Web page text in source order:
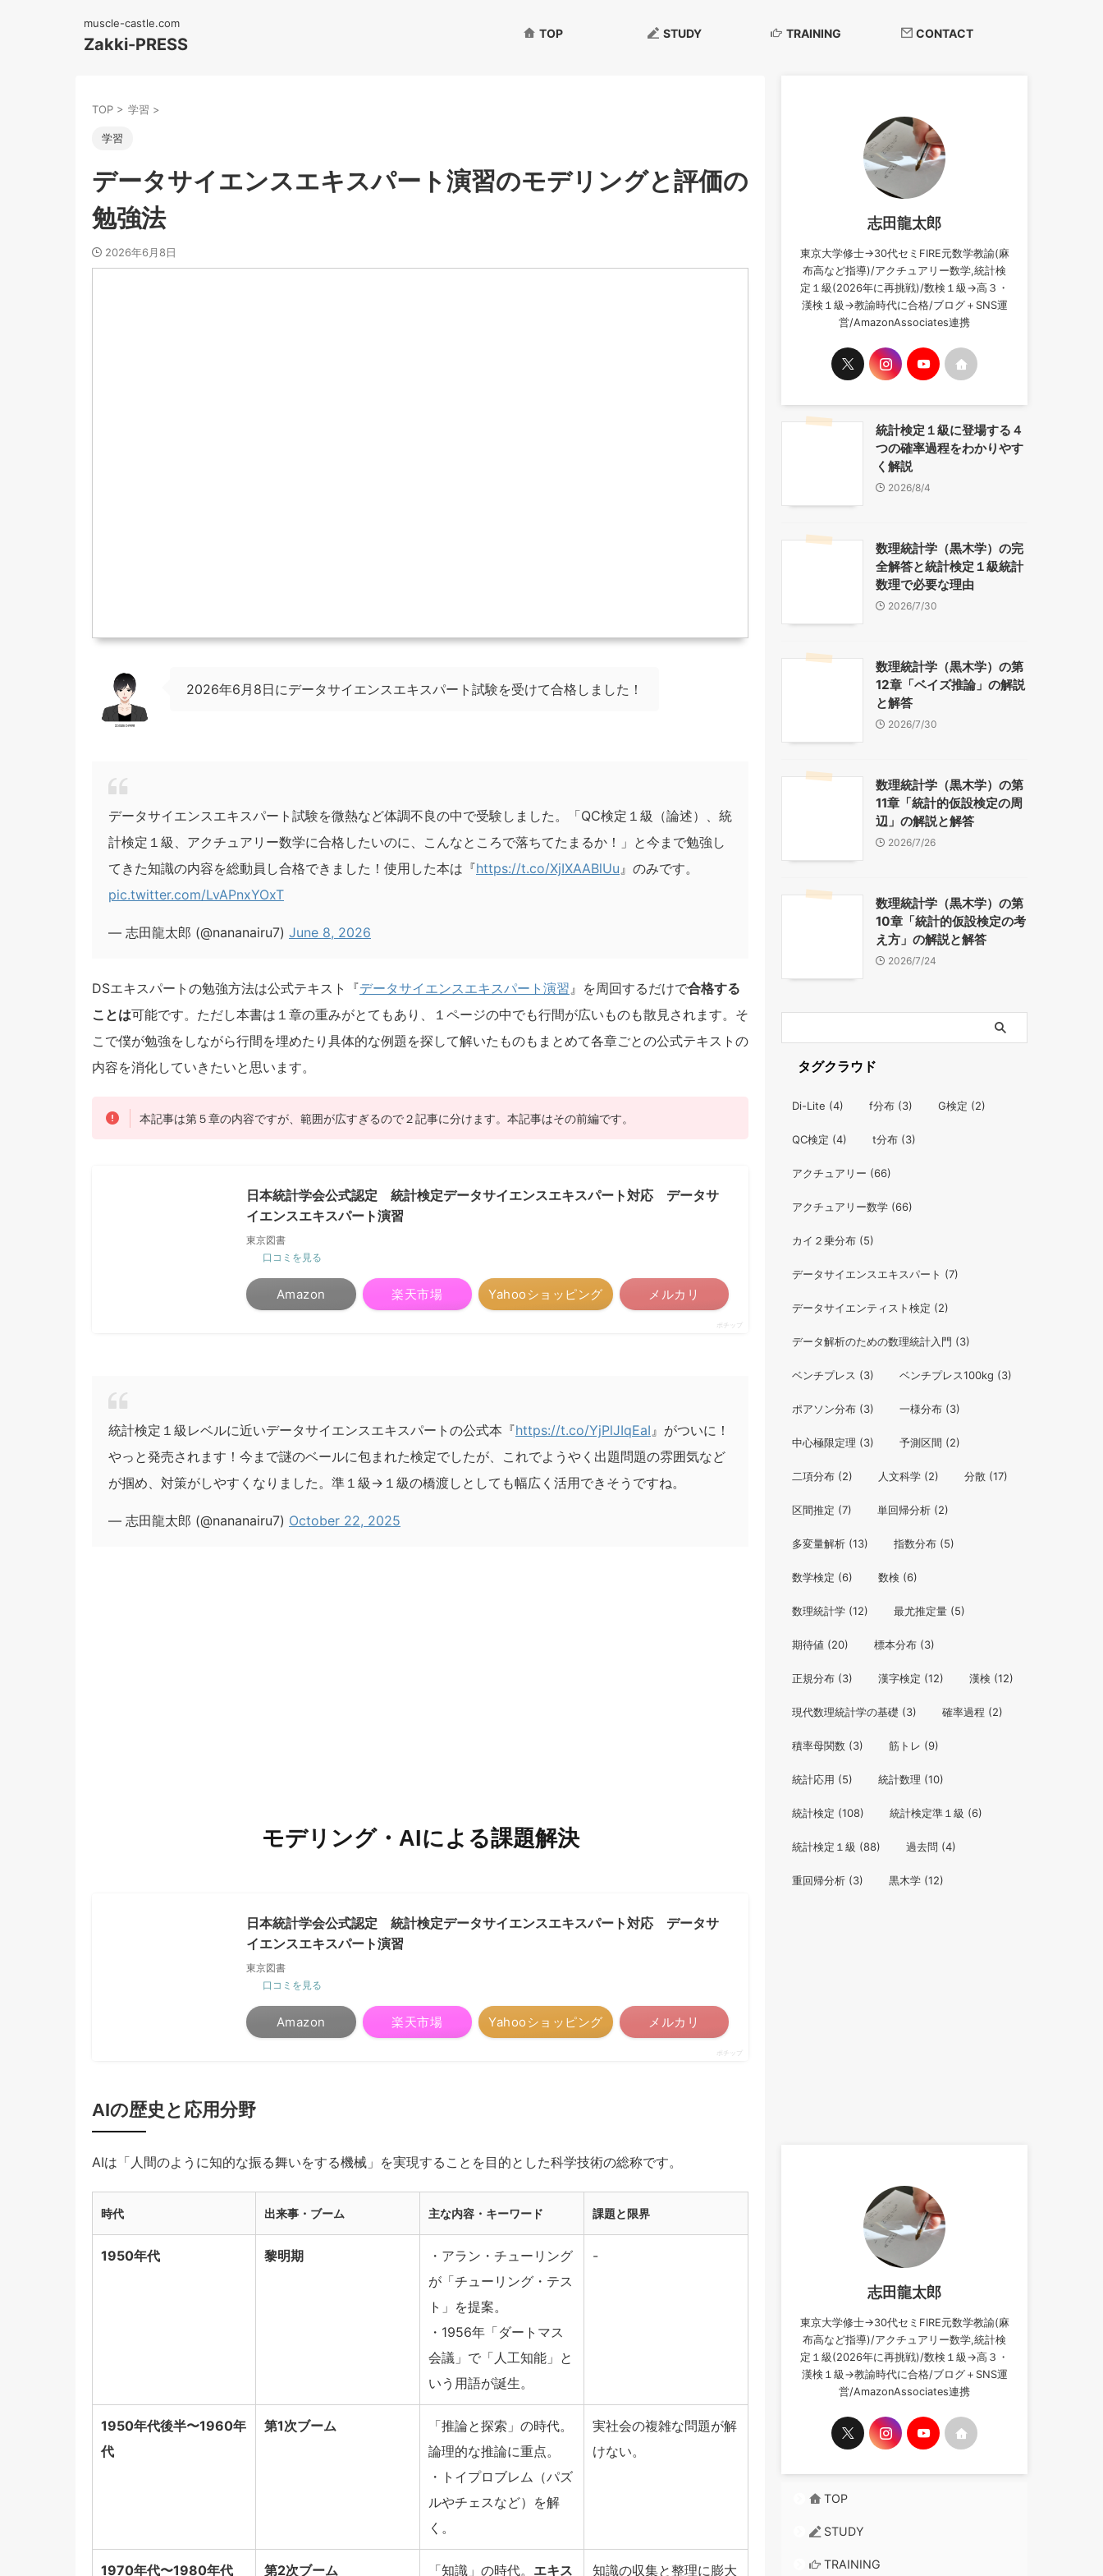
muscle-castle.com
Zakki-PRESS
TOP STUDY TRAINING CONTACT
TOP > 学習 >
学習
データサイエンスエキスパート演習のモデリングと評価の
勉強法
2026年6月8日
2026年6月8日にデータサイエンスエキスパート試験を受けて合格しました！
データサイエンスエキスパート試験を微熱など体調不良の中で受験しました。「QC検定１級（論述）、統
計検定１級、アクチュアリー数学に合格したいのに、こんなところで落ちてたまるか！」と今まで勉強し
てきた知識の内容を総動員し合格できました！使用した本は『https://t.co/XjIXAABlUu』のみです。
pic.twitter.com/LvAPnxYOxT
— 志田龍太郎 (@nananairu7) June 8, 2026
DSエキスパートの勉強方法は公式テキスト『データサイエンスエキスパート演習』を周回するだけで合格する
ことは可能です。ただし本書は１章の重みがとてもあり、１ページの中でも行間が広いものも散見されます。そ
こで僕が勉強をしながら行間を埋めたり具体的な例題を探して解いたものもまとめて各章ごとの公式テキストの
内容を消化していきたいと思います。
本記事は第５章の内容ですが、範囲が広すぎるので２記事に分けます。本記事はその前編です。
日本統計学会公式認定 統計検定データサイエンスエキスパート対応 データサ
イエンスエキスパート演習
東京図書
口コミを見る
Amazon 楽天市場 Yahooショッピング メルカリ
ポチップ
統計検定１級レベルに近いデータサイエンスエキスパートの公式本『https://t.co/YjPlJIqEaI』がついに！
やっと発売されます！今まで謎のベールに包まれた検定でしたが、これでようやく出題問題の雰囲気など
が掴め、対策がしやすくなりました。準１級→１級の橋渡しとしても幅広く活用できそうですね。
— 志田龍太郎 (@nananairu7) October 22, 2025
モデリング・AIによる課題解決
日本統計学会公式認定 統計検定データサイエンスエキスパート対応 データサ
イエンスエキスパート演習
東京図書
口コミを見る
Amazon 楽天市場 Yahooショッピング メルカリ
ポチップ
AIの歴史と応用分野
AIは「人間のように知的な振る舞いをする機械」を実現することを目的とした科学技術の総称です。
時代 出来事・ブーム 主な内容・キーワード 課題と限界
1950年代 黎明期
・アラン・チューリング
が「チューリング・テス
ト」を提案。
・1956年「ダートマス
会議」で「人工知能」と
いう用語が誕生。
-
1950年代後半〜1960年
代
第1次ブーム
「推論と探索」の時代。
論理的な推論に重点。
・トイプロブレム（パズ
ルやチェスなど）を解
く。
実社会の複雑な問題が解
けない。
1970年代〜1980年代 第2次ブーム 「知識」の時代。 エキス
知識の収集と整理に膨大
志田龍太郎
東京大学修士→30代セミFIRE元数学教諭(麻
布高など指導)/アクチュアリー数学,統計検
定１級(2026年に再挑戦)/数検１級→高３・
漢検１級→教諭時代に合格/ブログ＋SNS運
営/AmazonAssociates連携
統計検定１級に登場する４
つの確率過程をわかりやす
く解説
2026/8/4
数理統計学（黒木学）の完
全解答と統計検定１級統計
数理で必要な理由
2026/7/30
数理統計学（黒木学）の第
12章「ベイズ推論」の解説
と解答
2026/7/30
数理統計学（黒木学）の第
11章「統計的仮設検定の周
辺」の解説と解答
2026/7/26
数理統計学（黒木学）の第
10章「統計的仮設検定の考
え方」の解説と解答
2026/7/24
タグクラウド
Di-Lite (4) f分布 (3) G検定 (2)
QC検定 (4) t分布 (3)
アクチュアリー (66)
アクチュアリー数学 (66)
カイ２乗分布 (5)
データサイエンスエキスパート (7)
データサイエンティスト検定 (2)
データ解析のための数理統計入門 (3)
ベンチプレス (3) ベンチプレス100kg (3)
ポアソン分布 (3) 一様分布 (3)
中心極限定理 (3) 予測区間 (2)
二項分布 (2) 人文科学 (2) 分散 (17)
区間推定 (7) 単回帰分析 (2)
多変量解析 (13) 指数分布 (5)
数学検定 (6) 数検 (6)
数理統計学 (12) 最尤推定量 (5)
期待値 (20) 標本分布 (3)
正規分布 (3) 漢字検定 (12) 漢検 (12)
現代数理統計学の基礎 (3) 確率過程 (2)
積率母関数 (3) 筋トレ (9)
統計応用 (5) 統計数理 (10)
統計検定 (108) 統計検定準１級 (6)
統計検定１級 (88) 過去問 (4)
重回帰分析 (3) 黒木学 (12)
志田龍太郎
東京大学修士→30代セミFIRE元数学教諭(麻
布高など指導)/アクチュアリー数学,統計検
定１級(2026年に再挑戦)/数検１級→高３・
漢検１級→教諭時代に合格/ブログ＋SNS運
営/AmazonAssociates連携
TOP
STUDY
TRAINING